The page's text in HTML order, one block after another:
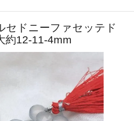
セドニーファセッテド
約12-11-4mm